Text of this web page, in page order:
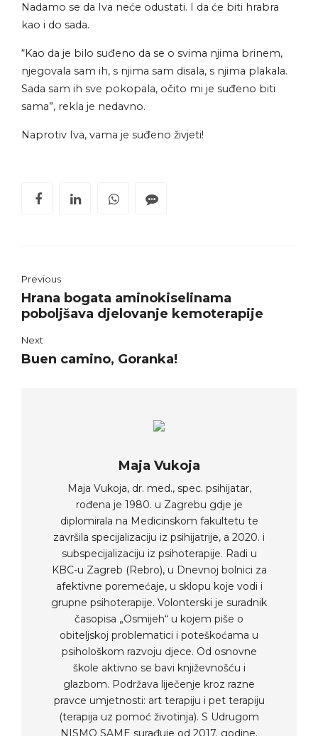
Nadamo se da Iva neće odustati. I da će biti hrabra
kao i do sada.
“Kao da je bilo suđeno da se o svima njima brinem,
njegovala sam ih, s njima sam disala, s njima plakala.
Sada sam ih sve pokopala, očito mi je suđeno biti
sama”, rekla je nedavno.
Naprotiv Iva, vama je suđeno živjeti!
Previous
Hrana bogata aminokiselinama
poboljšava djelovanje kemoterapije
Next
Buen camino, Goranka!
Maja Vukoja
Maja Vukoja, dr. med., spec. psihijatar,
rođena je 1980. u Zagrebu gdje je
diplomirala na Medicinskom fakultetu te
završila specijalizaciju iz psihijatrije, a 2020. i
subspecijalizaciju iz psihoterapije. Radi u
KBC-u Zagreb (Rebro), u Dnevnoj bolnici za
afektivne poremećaje, u sklopu koje vodi i
grupne psihoterapije. Volonterski je suradnik
časopisa „Osmijeh“ u kojem piše o
obiteljskoj problematici i poteškoćama u
psihološkom razvoju djece. Od osnovne
škole aktivno se bavi književnošću i
glazbom. Podržava liječenje kroz razne
pravce umjetnosti: art terapiju i pet terapiju
(terapija uz pomoć životinja). S Udrugom
NISMO SAME surađuje od 2017. godine.